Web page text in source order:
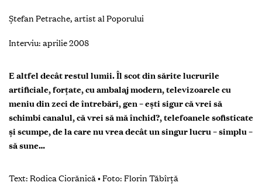
Ștefan Petrache, artist al Poporului
Interviu: aprilie 2008
E altfel decât restul lumii. Îl scot din sărite lucrurile
artificiale, forţate, cu ambalaj modern, televizoarele cu
meniu din zeci de întrebări, gen – eşti sigur că vrei să
schimbi canalul, că vrei să mă închid?, telefoanele sofisticate
şi scumpe, de la care nu vrea decât un singur lucru – simplu –
să sune…
Text: Rodica Ciorănică•Foto: Florin Tăbîrţă